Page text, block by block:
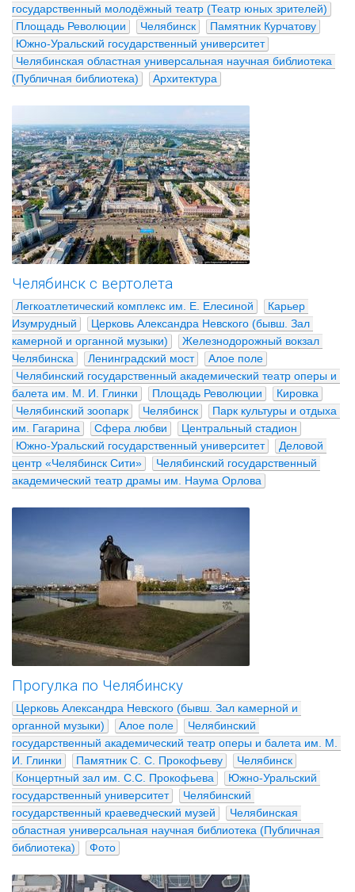
государственный молодёжный театр (Театр юных зрителей)
Площадь Революции
Челябинск
Памятник Курчатову
Южно-Уральский государственный университет
Челябинская областная универсальная научная библиотека
(Публичная библиотека)
Архитектура
Челябинск с вертолета
Легкоатлетический комплекс им. Е. Елесиной
Карьер
Изумрудный
Церковь Александра Невского (бывш. Зал
камерной и органной музыки)
Железнодорожный вокзал
Челябинска
Ленинградский мост
Алое поле
Челябинский государственный академический театр оперы и
балета им. М. И. Глинки
Площадь Революции
Кировка
Челябинский зоопарк
Челябинск
Парк культуры и отдыха
им. Гагарина
Сфера любви
Центральный стадион
Южно-Уральский государственный университет
Деловой
центр «Челябинск Сити»
Челябинский государственный
академический театр драмы им. Наума Орлова
Прогулка по Челябинску
Церковь Александра Невского (бывш. Зал камерной и
органной музыки)
Алое поле
Челябинский
государственный академический театр оперы и балета им. М.
И. Глинки
Памятник С. С. Прокофьеву
Челябинск
Концертный зал им. С.С. Прокофьева
Южно-Уральский
государственный университет
Челябинский
государственный краеведческий музей
Челябинская
областная универсальная научная библиотека (Публичная
библиотека)
Фото